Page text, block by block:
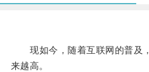
现如今，随着互联网的普及
来越高。